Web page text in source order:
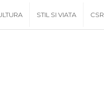
STIL SI VIATA CSR